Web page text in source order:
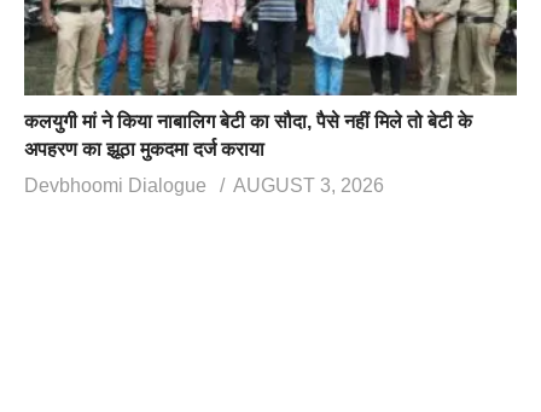
कलयुगी मां ने किया नाबालिग बेटी का सौदा, पैसे नहीं मिले तो बेटी के
अपहरण का झूठा मुकदमा दर्ज कराया
Devbhoomi Dialogue
AUGUST 3, 2026